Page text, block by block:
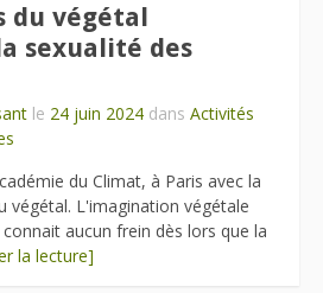
du végétal
sexualité des
le 24 juin 2024 dans Activités
du Climat, à Paris avec la
végétal. L'imagination végétale
aucun frein dès lors que la
la lecture]